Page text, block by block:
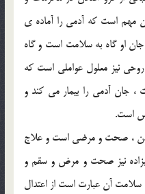
مهم است که آدمي را آماده ي
او گاه به سلامت است و گاه
نيز معلول عواملي است که
جان آدمي را بيمار مي کند و
است.
بدن ، صحت و مرضي است و علاج
نيز صحت و مرض و سقم و
آن عبارت است از اعتدال